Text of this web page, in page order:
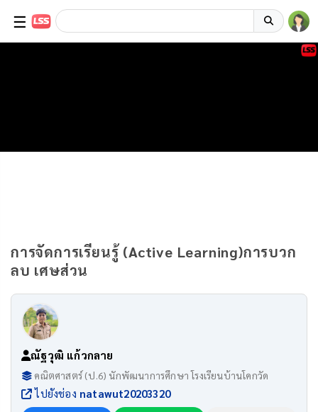
☰
การจัดการเรียนรู้ (Active Learning)การบวก
ลบ เศษส่วน
ณัฐวุฒิ แก้วกลาย
คณิตศาสตร์ (ป.6) นักพัฒนาการศึกษา โรงเรียนบ้านโคกวัด
ไปยังช่อง natawut20203320